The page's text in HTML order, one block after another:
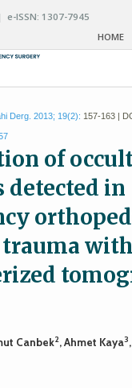
ISSN: 1307-7945
HOME
Derg. 2013; 19(2): 157-163 |
of
detected in
with
Canbek2, Ahmet Kaya3